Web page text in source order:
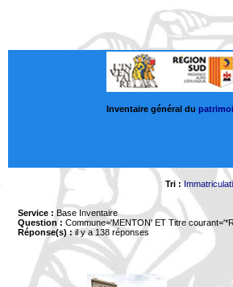
Inventaire général du
Tri :
Service : Base Inventaire
Question : Commune='MENTON' ET Titre
Réponse(s) :il y a 138 réponses